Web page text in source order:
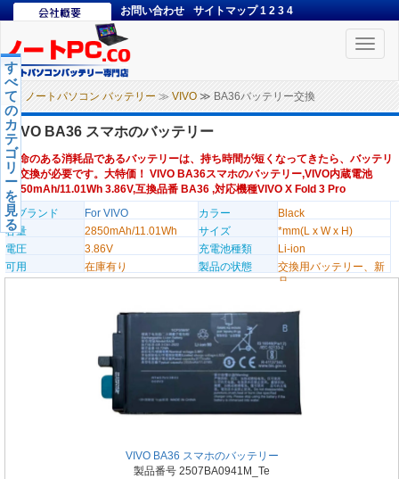
お問い合わせ サイトマップ 1 2 3 4
Toggle
ノートパソコン バッテリー ≫ VIVO ≫ BA36バッテリー交換
す
べ
て
の
カ
テ
ゴ
リ
ー
を
見
る
VIVO BA36 スマホのバッテリー
寿命のある消耗品であるバッテリーは、持ち時間が短くなってきたら、バッテリ
ー交換が必要です。大特価！ VIVO BA36スマホのバッテリー,VIVO内蔵電池
2850mAh/11.01Wh 3.86V,互換品番 BA36 ,対応機種VIVO X Fold 3 Pro
のブランド
For VIVO カラー
Black
容量
2850mAh/11.01Wh サイズ
*mm(L x W x H)
電圧
3.86V 充電池種類
Li-ion
可用
在庫有り 製品の状態
交換用バッテリー、新
品
VIVO BA36 スマホのバッテリー
製品番号 2507BA0941M_Te